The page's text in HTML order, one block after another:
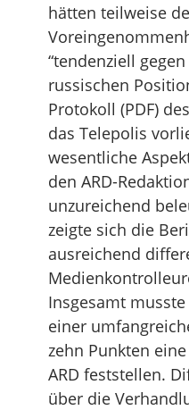
hätten teilweise
“tendenziell
russischen
Protokoll (PDF)
das Telepolis
wesentliche
den ARD-
unzureichend
zeigte sich die
ausreichend
Insgesamt
einer
zehn Punkten
ARD feststellen.
über die